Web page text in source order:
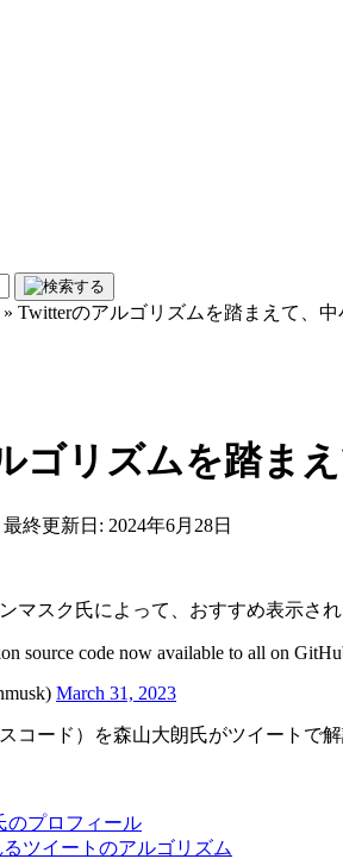
» Twitterのアルゴリズムを踏まえて、
ゴリズムを踏ま
終更新日: 2024年6月28日
マスク氏によって、おすすめ表示さ
source code now available to all on
March 31, 2023
コード）を森山大朗氏がツイートで
のプロフィール
ツイートのアルゴリズム